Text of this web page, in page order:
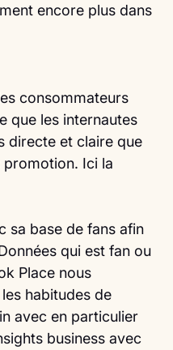
encore plus dans
consommateurs
que les internautes
directe et claire que
promotion. Ici la
sa base de fans afin
qui est fan ou
Place nous
habitudes de
avec en particulier
business avec